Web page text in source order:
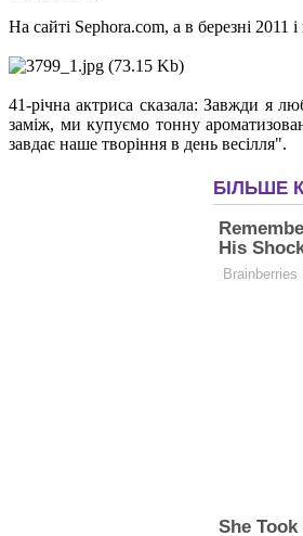
На сайті Sephora.com, а в березні
41-річна актриса сказала: Завжди я
заміж, ми купуємо тонну
завдає наше творіння в день весілля".